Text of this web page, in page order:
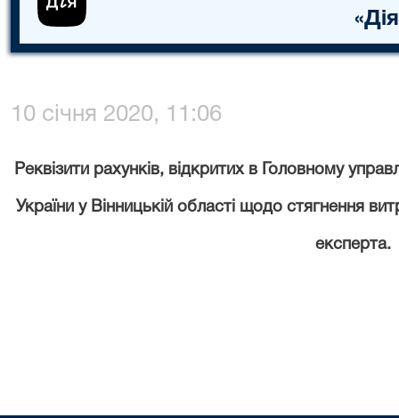
10 січня 2020, 11:06
Реквізити рахунків, відкритих в Головному
України у Вінницькій області щодо стягнення
експерта.